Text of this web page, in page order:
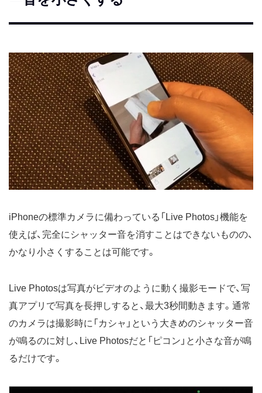
iPhoneの標準カメラに備わっている「Live Photos」機能を
使えば、完全にシャッター音を消すことはできないものの、
かなり小さくすることは可能です。
Live Photosは写真がビデオのように動く撮影モードで、写
真アプリで写真を長押しすると、最大3秒間動きます。通常
のカメラは撮影時に「カシャ」という大きめのシャッター音
が鳴るのに対し、Live Photosだと「ピコン」と小さな音が鳴
るだけです。